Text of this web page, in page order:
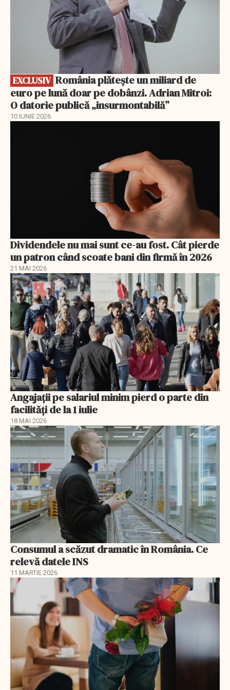
EXCLUSIV
euro pe lună doar pe dobânzi. Adrian Mitroi:
O datorie publică „insurmontabilă”
10 IUNIE 2026
Dividendele nu mai sunt ce-au fost. Cât pierde
un patron când scoate bani din firmă în 2026
21 MAI 2026
Angajații pe salariul minim pierd o parte din
facilități de la 1 iulie
18 MAI 2026
Consumul a scăzut dramatic în România. Ce
relevă datele INS
11 MARTIE 2026